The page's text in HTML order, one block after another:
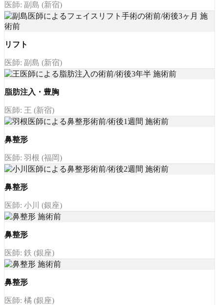
医師: 副島 (新宿)
リフト
医師: 副島 (新宿)
脂肪注入・豊胸
医師: 王 (新宿)
鼻整形
医師: 羽根 (福岡)
鼻整形
医師: 小川 (銀座)
鼻整形
医師: 鉄 (銀座)
鼻整形
医師: 橘 (銀座)